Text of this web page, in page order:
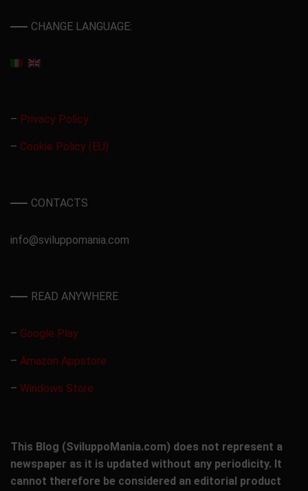
CHANGE LANGUAGE:
– Privacy Policy
– Cookie Policy (EU)
CONTACTS
info@sviluppomania.com
READ ANYWHERE
– Google Play
– Amazon Appstore
– Windows Store
This Blog (SviluppoMania.com) does not represent a
newspaper as it is updated without any periodicity. It
cannot therefore be considered an editorial product